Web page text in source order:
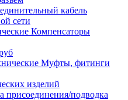
кабель
сети
Компенсаторы
Муфты, фитинги
изделий
присоединения/подводка